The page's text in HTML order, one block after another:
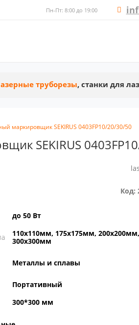
Пн-Пт: 8:00 до 19:00
труборезы, станки для
маркировщик SEKIRUS 0403FP10/20/30/50
SEKIRUS
Код:
до 50 Вт
110х110мм, 175х175мм, 200х200мм,
300х300мм
Металлы и сплавы
Портативный
300*300 мм